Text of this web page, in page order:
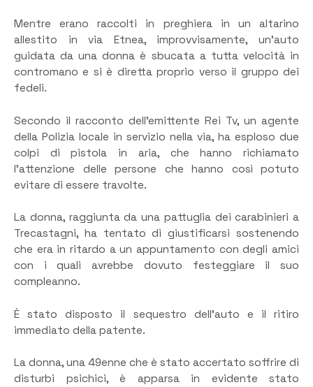
Mentre erano raccolti in preghiera in un altarino
allestito in via Etnea, improvvisamente, un’auto
guidata da una donna è sbucata a tutta velocità in
contromano e si è diretta proprio verso il gruppo dei
fedeli.
Secondo il racconto dell’emittente Rei Tv, un agente
della Polizia locale in servizio nella via, ha esploso due
colpi di pistola in aria, che hanno richiamato
l’attenzione delle persone che hanno così potuto
evitare di essere travolte.
La donna, raggiunta da una pattuglia dei carabinieri a
Trecastagni, ha tentato di giustificarsi sostenendo
che era in ritardo a un appuntamento con degli amici
con i quali avrebbe dovuto festeggiare il suo
compleanno.
È stato disposto il sequestro dell’auto e il ritiro
immediato della patente.
La donna, una 49enne che è stato accertato soffrire di
disturbi psichici, è apparsa in evidente stato